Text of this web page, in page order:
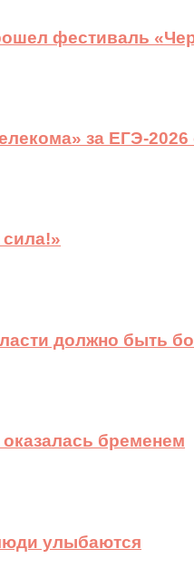
фестиваль
за ЕГЭ-
должно быть
бременем
улыбаются